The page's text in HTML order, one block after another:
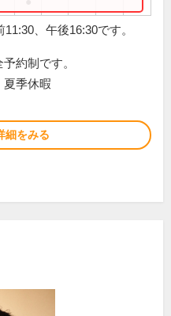
、午後16:30です。
約制です。
夏季休暇
細をみる